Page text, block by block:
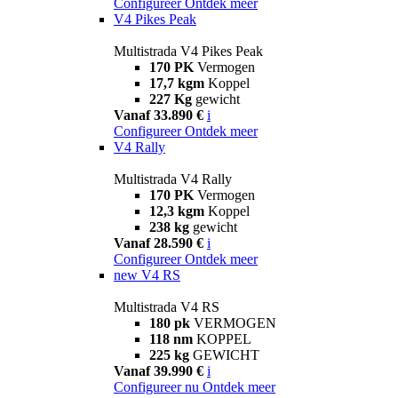
V4 Pikes Peak
Multistrada V4 Pikes Peak
170 PK Vermogen
17,7 kgm Koppel
227 Kg gewicht
Vanaf 33.890 € i
Configureer Ontdek meer
V4 Rally
Multistrada V4 Rally
170 PK Vermogen
12,3 kgm Koppel
238 kg gewicht
Vanaf 28.590 € i
Configureer Ontdek meer
new V4 RS
Multistrada V4 RS
180 pk VERMOGEN
118 nm KOPPEL
225 kg GEWICHT
Vanaf 39.990 € i
Configureer nu Ontdek meer